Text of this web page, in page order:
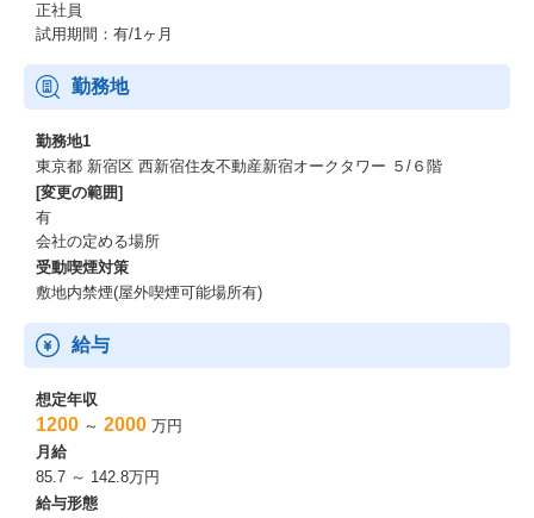
正社員
試用期間：有/1ヶ月
勤務地
勤務地1
東京都 新宿区 西新宿住友不動産新宿オークタワー ５/６階
[変更の範囲]
有
会社の定める場所
受動喫煙対策
敷地内禁煙(屋外喫煙可能場所有)
給与
想定年収
1200 ～ 2000 万円
月給
85.7 ～ 142.8万円
給与形態